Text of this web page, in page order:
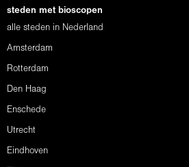
steden met bioscopen
alle steden in Nederland
Amsterdam
Rotterdam
Den Haag
Enschede
Utrecht
Eindhoven